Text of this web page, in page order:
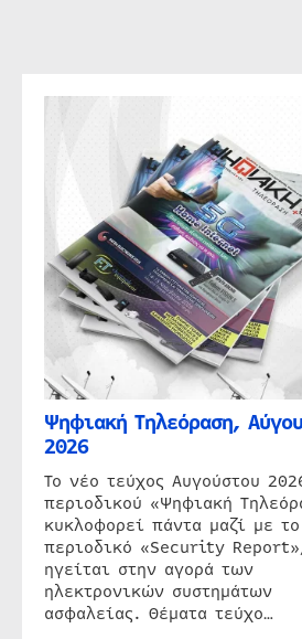
Ψηφιακή Τηλεόραση,
2026
Το νέο τεύχος Αυγούστου
περιοδικού «Ψηφιακή
κυκλοφορεί πάντα μαζί με το
περιοδικό «Security
ηγείται στην αγορά των
ηλεκτρονικών συστημάτων
ασφαλείας. Θέματα τεύχο…